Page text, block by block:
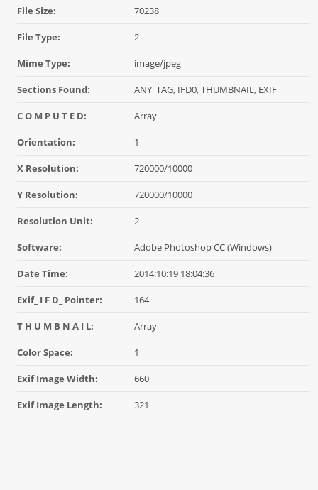
File Size: 70238
File Type: 2
Mime Type: image/jpeg
Sections Found: ANY_TAG, IFD0, THUMBNAIL, EXIF
C O M P U T E D: Array
Orientation: 1
X Resolution: 720000/10000
Y Resolution: 720000/10000
Resolution Unit: 2
Software: Adobe Photoshop CC (Windows)
Date Time: 2014:10:19 18:04:36
Exif_ I F D_ Pointer: 164
T H U M B N A I L: Array
Color Space: 1
Exif Image Width: 660
Exif Image Length: 321